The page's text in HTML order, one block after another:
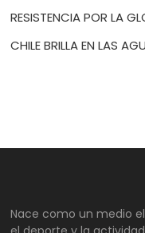
RESISTENCIA POR LA
CHILE BRILLA EN LAS
Nace como un medio